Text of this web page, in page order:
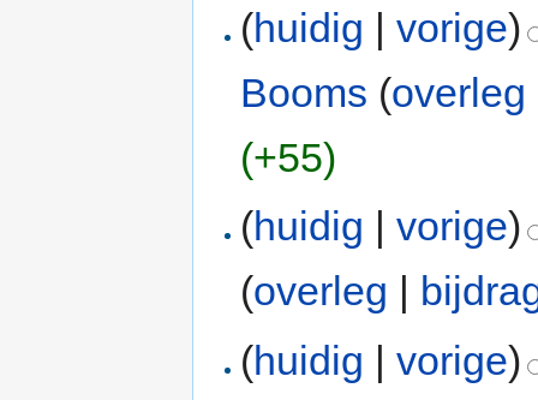
(huidig |vorige)
Booms (overleg
(+55)
(huidig |vorige)
(overleg |
(huidig |vorige)